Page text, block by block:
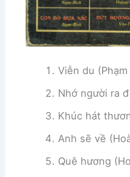
Viễn du (Phạm
Nhớ người ra
Khúc hát
Anh sẽ về
Quê hương